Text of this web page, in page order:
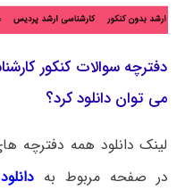
دفترچه سوالات کنکور
می توان دانلود کرد؟
لینک دانلود همه دفترچه
در صفحه مربوط به